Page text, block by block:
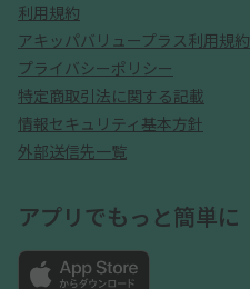
利用規約
アキッパバリュープラス利用規約
プライバシーポリシー
特定商取引法に関する記載
情報セキュリティ基本方針
外部送信先一覧
アプリでもっと簡単に